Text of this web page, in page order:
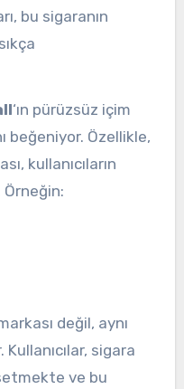
bu sigaranın
‘ın pürüzsüz içim
beğeniyor. Özellikle,
kullanıcıların
değil, aynı
sigara
ve bu